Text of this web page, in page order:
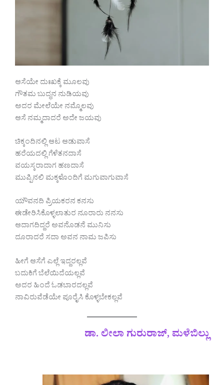
ಆಸೆಯೇ ದುಃಖಕ್ಕೆ ಮೂಲವು
ಗೌತಮ ಬುದ್ಧನ ನುಡಿಯವು
ಅದರ ಮೇಲೆಯೇ ನಮ್ಮೊಲವು
ಆಸೆ ನಮ್ಮದಾದರೆ ಅದೇ ಜಯವು
ಚಿಕ್ಕಂದಿನಲ್ಲಿ ಆಟ ಆಡುವಾಸೆ
ಹರೆಯದಲ್ಲಿ ಗೆಳೆತನದಾಸೆ
ವಯಸ್ಕರಾದಾಗ ಹಣದಾಸೆ
ಮುಪ್ಪಿನಲಿ ಮಕ್ಕಳೊಂದಿಗೆ ಮಗುವಾಗುವಾಸೆ
ಯೌವನದಿ ಪ್ರಿಯಕರನ ಕನಸು
ಈಡೇರಿಸಿಕೊಳ್ಳಲಾತುರ ನೂರಾರು ನನಸು
ಆದಾಗದಿದ್ದರೆ ಅವನೊಡನೆ ಮುನಿಸು
ದೂರಾದರೆ ಸದಾ ಅವನ ನಾಮ ಜಪಿಸು
ಹೀಗೆ ಆಸೆಗೆ ಎಲ್ಲೆ ಇದ್ದರಲ್ಲವೆ
ಬದುಕಿಗೆ ಬೆಲೆಯಿದೆಯಲ್ಲವೆ
ಅದರ ಹಿಂದೆ ಓಡಬಾರದಲ್ಲವೆ
ನಾವಿರುವೆಡೆಯೇ ಪೂರೈಸಿ ಕೊಳ್ಳಬೇಕಲ್ಲವೆ
ಡಾ. ಲೀಲಾ ಗುರುರಾಜ್, ಮಳೆಬಿಲ್ಲು